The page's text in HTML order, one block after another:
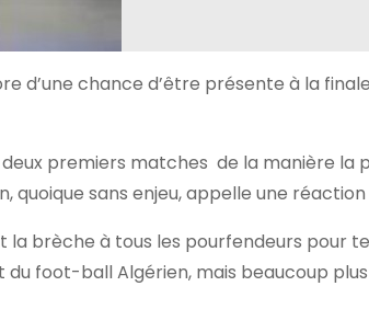
d’une chance d’être présente à la
premiers matches de la manière la
sans enjeu, appelle une
la brèche à tous les pourfendeurs pour
du foot-ball Algérien, mais beaucoup